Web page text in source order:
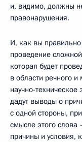
и, видимо, должны
правонарушения.
И, как вы
проведение
которая будет
в области речного
научно-
дадут выводы о
с одной стороны,
смысле этого слова
причины и условия,